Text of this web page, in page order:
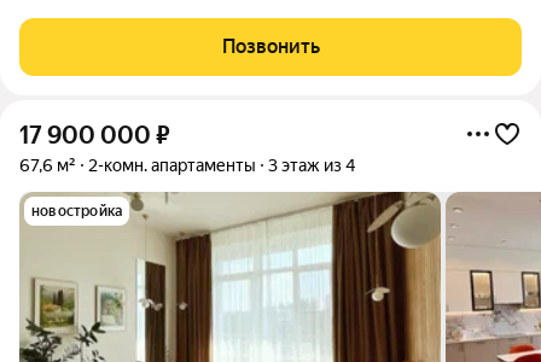
создано для комфортной жизни: две светлые изолированные
комнаты, где хватит
Позвонить
17 900 000 ₽
67,6 м² 2-комн. апартаменты 3 этаж из 4
новостройка